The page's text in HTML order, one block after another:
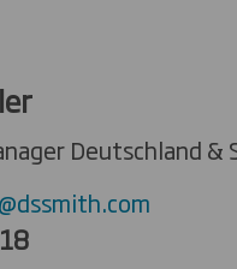
Deutschland &